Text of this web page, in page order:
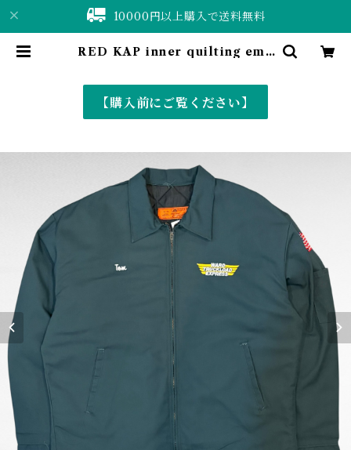
10000円以上購入で送料無料
RED KAP inner quilting emb
〈古着&vintage〉
【購入前にご覧ください】